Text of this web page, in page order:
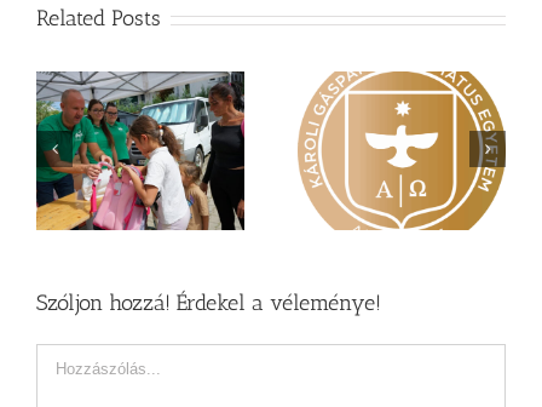
Related Posts
Nagy érdeklődés övezi
a Károli képzéseit
Vasárnapi üzenet –
Zsoltárok 149
Szóljon hozzá! Érdekel a véleménye!
Hozzászólás